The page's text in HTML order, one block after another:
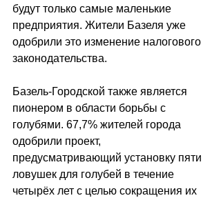
будут только самые маленькие
предприятия. Жители Базеля уже
одобрили это изменение налогового
законодательства.
Базель-Городской также является
пионером в области борьбы с
голубями. 67,7% жителей города
одобрили проект,
предусматривающий установку пяти
ловушек для голубей в течение
четырёх лет с целью сокращения их